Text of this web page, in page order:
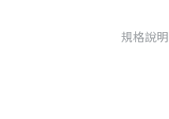
規格說明